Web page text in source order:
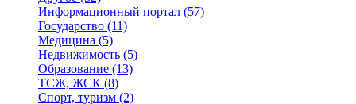
Информационный портал (57)
Государство (11)
Медицина (5)
Недвижимость (5)
Образование (13)
ТСЖ, ЖСК (8)
Спорт, туризм (2)